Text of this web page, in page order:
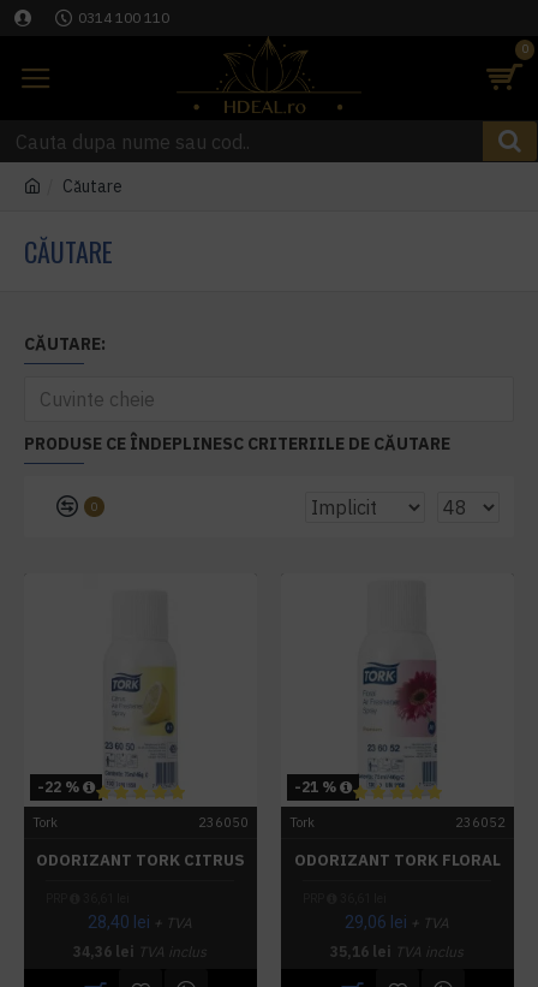
0314 100 110
0
Căutare
CĂUTARE
CĂUTARE:
PRODUSE CE ÎNDEPLINESC CRITERIILE DE CĂUTARE
0
-22 %
Tork 236050
ODORIZANT TORK CITRUS
28,40 lei + TVA
34,36 lei TVA inclus
-21 %
Tork 236052
ODORIZANT TORK FLORAL
29,06 lei + TVA
35,16 lei TVA inclus